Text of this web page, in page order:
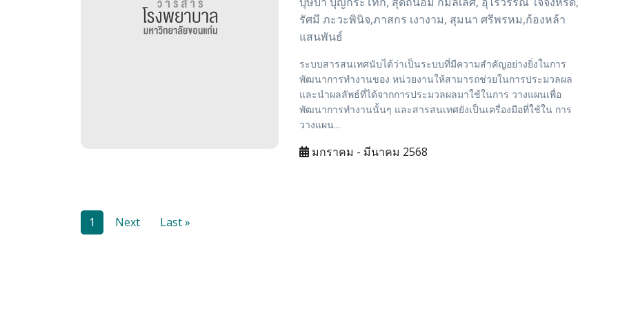
รัศมี ภะวะพินิจ,ภาสกร เงางาม, สุมนา ศรีพรหม,ก้องหล้า
แสนพันธ์
ระบบสารสนเทศนับได้ว่าเป็นระบบที่มีความสำคัญอย่างยิ่งในการ
พัฒนาการทำงานของ หน่วยงานให้สามารถช่วยในการประมวลผล
และนำผลลัพธ์ที่ได้จากการประมวลผลมาใช้ในการ วางแผนเพื่อ
พัฒนาการทำงานนั้นๆ และสารสนเทศยังเป็นเครื่องมือที่ใช้ใน การ
วางแผน...
มกราคม - มีนาคม 2568
1 Next Last »